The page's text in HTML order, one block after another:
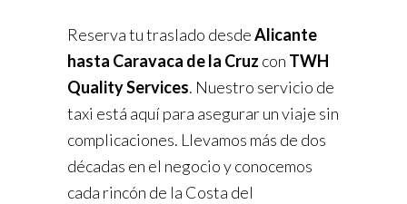
Reserva tu traslado desdeAlicante
hasta Caravaca de la Cruz con TWH
Quality Services. Nuestro servicio de
taxi está aquí para asegurar un viaje sin
complicaciones. Llevamos más de dos
décadas en el negocio y conocemos
cada rincón de la Costa del